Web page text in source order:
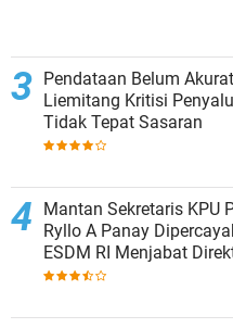
Pendataan Belum
Liemitang Kritisi
Tidak Tepat Sasaran
Mantan Sekretaris KPU
Ryllo A Panay
ESDM RI Menjabat
Aset Barang Bukti